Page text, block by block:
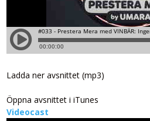
Ladda ner avsnittet (mp3)
Öppna avsnittet i iTunes
Videocast